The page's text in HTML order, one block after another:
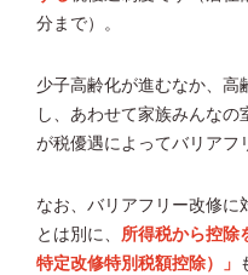
分まで）。
少子高齢化が進むなか、高
し、あわせて家族みんなの
が税優遇によってバリアフ
なお、バリアフリー改修に
とは別に、 所得税から控除
特定改修特別税額控除）」